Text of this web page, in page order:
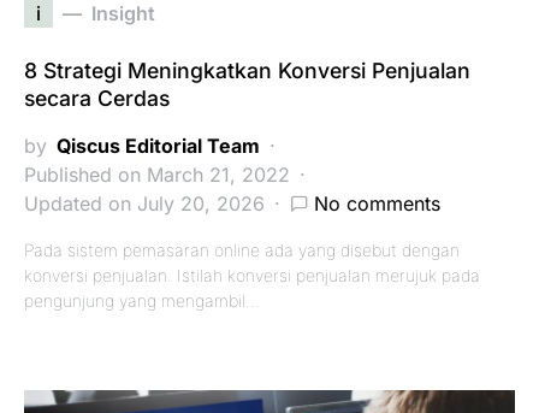
i Insight
8 Strategi Meningkatkan Konversi Penjualan
secara Cerdas
by Qiscus Editorial Team
Published on March 21, 2022
Updated on July 20, 2026
No comments
Pada sistem pemasaran online ada yang disebut dengan
konversi penjualan. Istilah konversi penjualan merujuk pada
pengunjung yang mengambil…